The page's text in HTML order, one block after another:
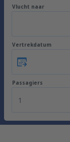
Vlucht naar
Vertrekdatum
Passagiers
1